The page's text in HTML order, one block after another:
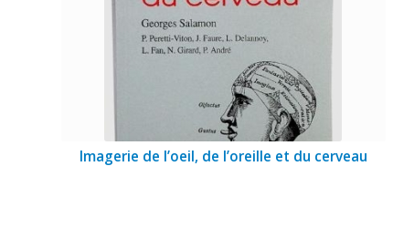
Imagerie de l’oeil, de l’oreille et du cerveau